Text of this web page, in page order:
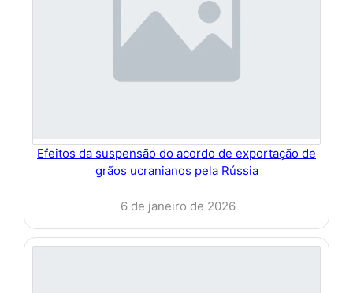
Efeitos da suspensão do acordo de exportação de
grãos ucranianos pela Rússia
6 de janeiro de 2026